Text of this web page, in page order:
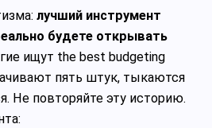
лучший инструмент
будете открывать
ищут the best budgeting
пять штук, тыкаются
Не повторяйте эту историю.